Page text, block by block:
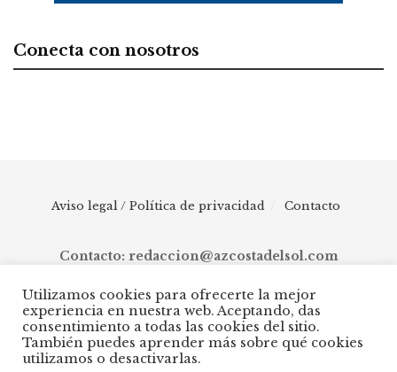
Conecta con nosotros
Aviso legal / Política de privacidad Contacto
Contacto: redaccion@azcostadelsol.com
© 2025 AZ Costa del Sol - Diario digital de Málaga capital hasta
Manilva, pasando por Torremolinos, Benalmádena, Fuengirola,
Mijas, Ojén, Marbella, Istán, Benahavís, Estepona y Casares.
Utilizamos cookies para ofrecerte la mejor
experiencia en nuestra web. Aceptando, das
consentimiento a todas las cookies del sitio.
También puedes aprender más sobre qué cookies
utilizamos o desactivarlas.